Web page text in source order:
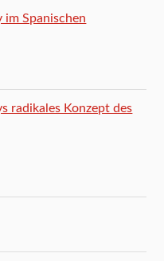
im Spanischen
radikales Konzept des